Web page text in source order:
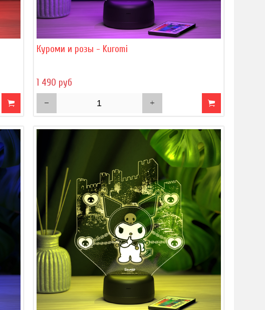
Куроми и розы - Kuromi
1 490 руб